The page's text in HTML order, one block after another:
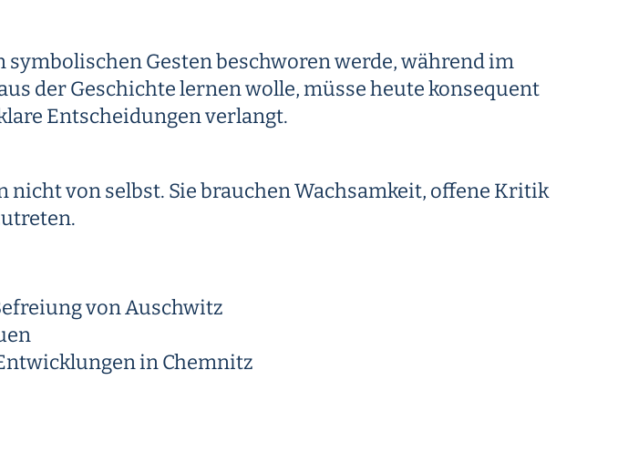
Gesten beschworen werde, während im
der Geschichte lernen wolle, müsse heute konsequent
Entscheidungen verlangt.
von selbst. Sie brauchen Wachsamkeit, offene Kritik
von Auschwitz
in Chemnitz